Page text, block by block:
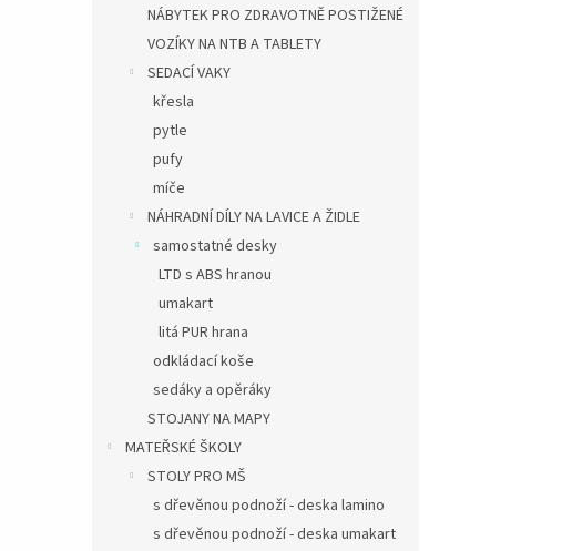
NÁBYTEK PRO ZDRAVOTNĚ POSTIŽENÉ
VOZÍKY NA NTB A TABLETY
SEDACÍ VAKY
křesla
pytle
pufy
míče
NÁHRADNÍ DÍLY NA LAVICE A ŽIDLE
samostatné desky
LTD s ABS hranou
umakart
litá PUR hrana
odkládací koše
sedáky a opěráky
STOJANY NA MAPY
MATEŘSKÉ ŠKOLY
STOLY PRO MŠ
s dřevěnou podnoží - deska lamino
s dřevěnou podnoží - deska umakart